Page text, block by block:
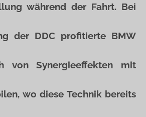
während der Fahrt. Bei
der DDC profitierte BMW
von Synergieeffekten mit
wo diese Technik bereits